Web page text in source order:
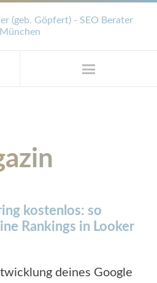
kostenlos: so
Rankings in Looker
deines Google